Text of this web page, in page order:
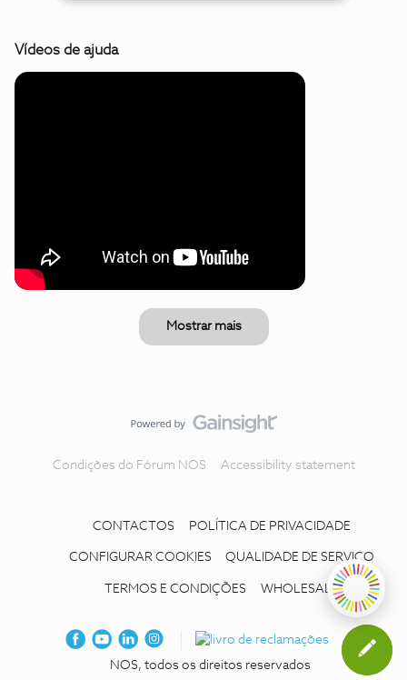
Vídeos de ajuda
Mostrar mais
Condições do Fórum NOS Accessibility statement
CONTACTOS POLÍTICA DE PRIVACIDADE
CONFIGURAR COOKIES QUALIDADE DE SERVIÇO
TERMOS E CONDIÇÕES WHOLESALE
NOS, todos os direitos reservados